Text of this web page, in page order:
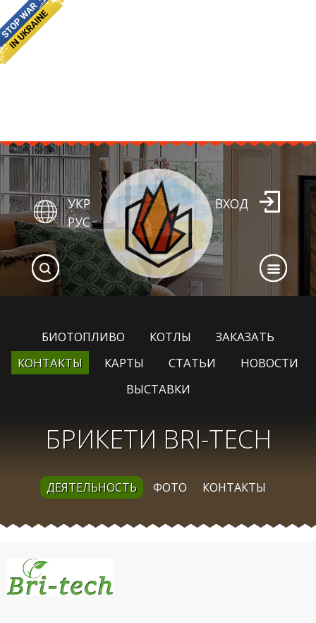
УКР
РУС
ВХОД
БИОТОПЛИВО КОТЛЫ
ЗАКАЗАТЬ
КОНТАКТЫ
КАРТЫ СТАТЬИ
НОВОСТИ
ВЫСТАВКИ
БРИКЕТИ BRI-TECH
ДЕЯТЕЛЬНОСТЬ ФОТО КОНТАКТЫ